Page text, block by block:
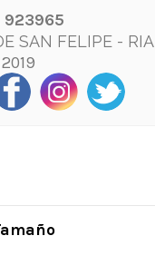
923965
SAN FELIPE - RIA